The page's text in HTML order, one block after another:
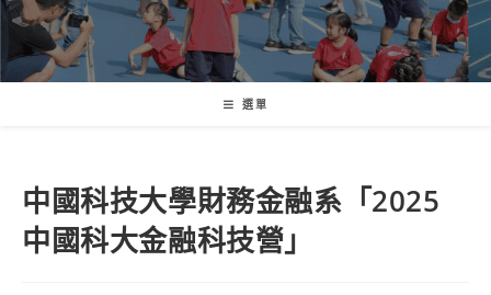
選單
中國科技大學財務金融系「2025
中國科大金融科技營」